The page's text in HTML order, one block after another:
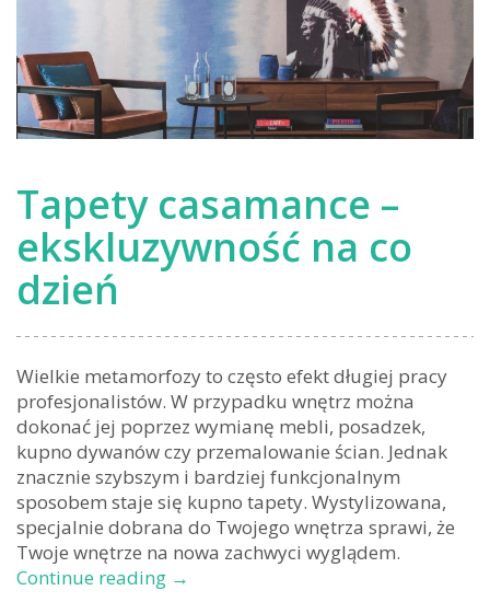
Tapety casamance –
ekskluzywność na co
dzień
Wielkie metamorfozy to często efekt długiej pracy
profesjonalistów. W przypadku wnętrz można
dokonać jej poprzez wymianę mebli, posadzek,
kupno dywanów czy przemalowanie ścian. Jednak
znacznie szybszym i bardziej funkcjonalnym
sposobem staje się kupno tapety. Wystylizowana,
specjalnie dobrana do Twojego wnętrza sprawi, że
Twoje wnętrze na nowa zachwyci wyglądem.
Continue reading Tapety
→